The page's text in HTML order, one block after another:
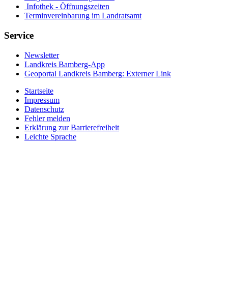
Infothek - Öffnungszeiten
Terminvereinbarung im Landratsamt
Service
Newsletter
Landkreis Bamberg-App
Geoportal Landkreis Bamberg: Externer Link
Startseite
Impressum
Datenschutz
Fehler melden
Erklärung zur Barrierefreiheit
Leichte Sprache